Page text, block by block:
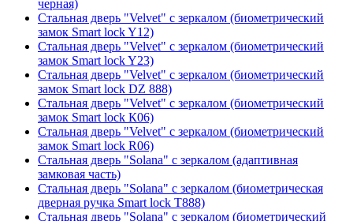
черная)
Стальная дверь "Velvet" с зеркалом (биометрический
замок Smart lock Y12)
Стальная дверь "Velvet" с зеркалом (биометрический
замок Smart lock Y23)
Стальная дверь "Velvet" с зеркалом (биометрический
замок Smart lock DZ 888)
Стальная дверь "Velvet" с зеркалом (биометрический
замок Smart lock К06)
Стальная дверь "Velvet" с зеркалом (биометрический
замок Smart lock R06)
Стальная дверь "Solana" с зеркалом (адаптивная
замковая часть)
Стальная дверь "Solana" с зеркалом (биометрическая
дверная ручка Smart lock T888)
Стальная дверь "Solana" с зеркалом (биометрический